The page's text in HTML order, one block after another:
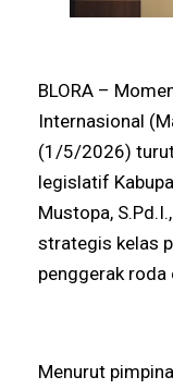
BLORA –
Internasional
(1/5/2026)
legislatif
Mustopa,
strategis kelas
penggerak roda
Menurut